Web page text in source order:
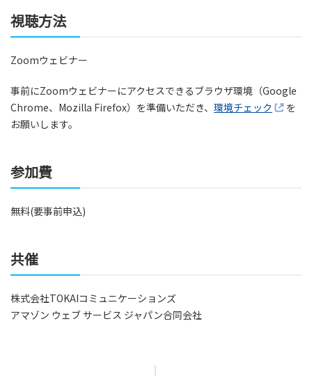
視聴方法
Zoomウェビナー
事前にZoomウェビナーにアクセスできるブラウザ環境（Google
Chrome、Mozilla Firefox）を準備いただき、 環境チェック
を
お願いします。
参加費
無料(要事前申込)
共催
株式会社TOKAIコミュニケーションズ
アマゾン ウェブ サービス ジャパン合同会社